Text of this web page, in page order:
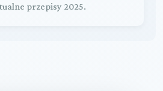
przepisy 2025.